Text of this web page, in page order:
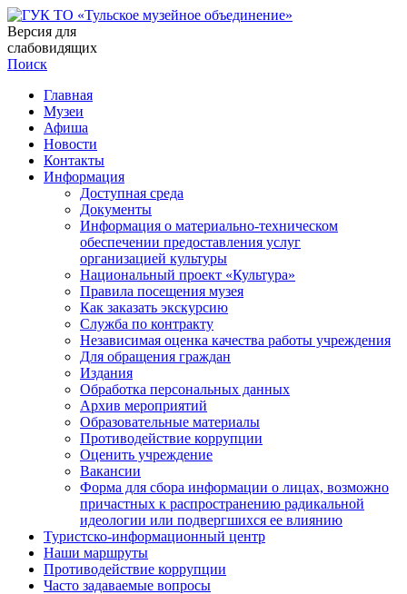
Версия для
слабовидящих
Поиск
Главная
Музеи
Афиша
Новости
Контакты
Информация
Доступная среда
Документы
Информация о материально-техническом
обеспечении предоставления услуг
организацией культуры
Национальный проект «Культура»
Правила посещения музея
Как заказать экскурсию
Служба по контракту
Независимая оценка качества работы учреждения
Для обращения граждан
Издания
Обработка персональных данных
Архив мероприятий
Образовательные материалы
Противодействие коррупции
Оценить учреждение
Вакансии
Форма для сбора информации о лицах, возможно
причастных к распространению радикальной
идеологии или подвергшихся ее влиянию
Туристско-информационный центр
Наши маршруты
Противодействие коррупции
Часто задаваемые вопросы